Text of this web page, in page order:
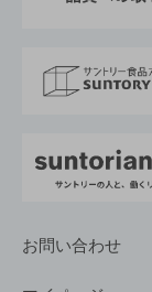
採用情報
お問い合わせ